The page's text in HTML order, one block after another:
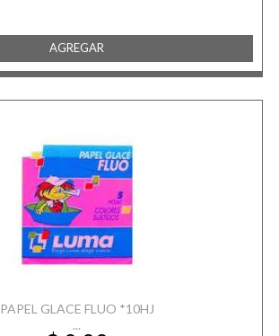
AGREGAR
PAPEL GLACE FLUO *10HJ
...